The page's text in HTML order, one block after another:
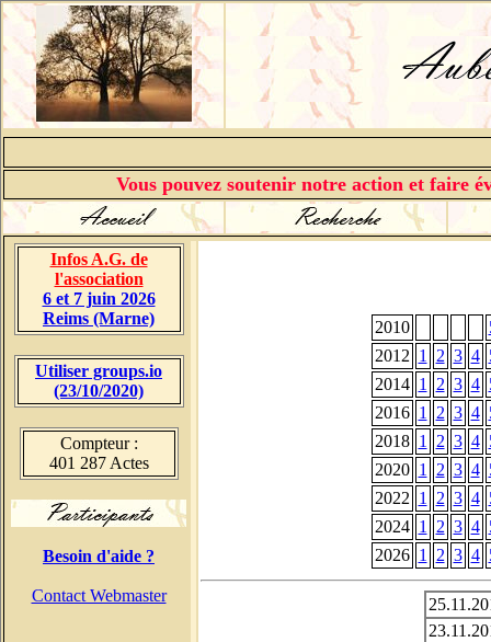
Vous pouvez soutenir notre action et faire
Infos A.G. de
l'association
6 et 7 juin 2026
Reims (Marne)
Utiliser groups.io
(23/10/2020)
Compteur :
401 287 Actes
Besoin d'aide ?
Contact Webmaster
2010
2012 1 2 3 4
2014 1 2 3 4
2016 1 2 3 4
2018 1 2 3 4
2020 1 2 3 4
2022 1 2 3 4
2024 1 2 3 4
2026 1 2 3 4